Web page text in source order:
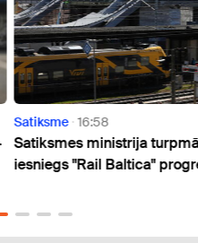
katru mēnesi
ziņojumu